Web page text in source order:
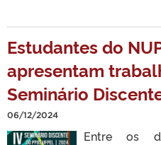
Estudantes do
apresentam
Seminário
06/12/2024
Entre os